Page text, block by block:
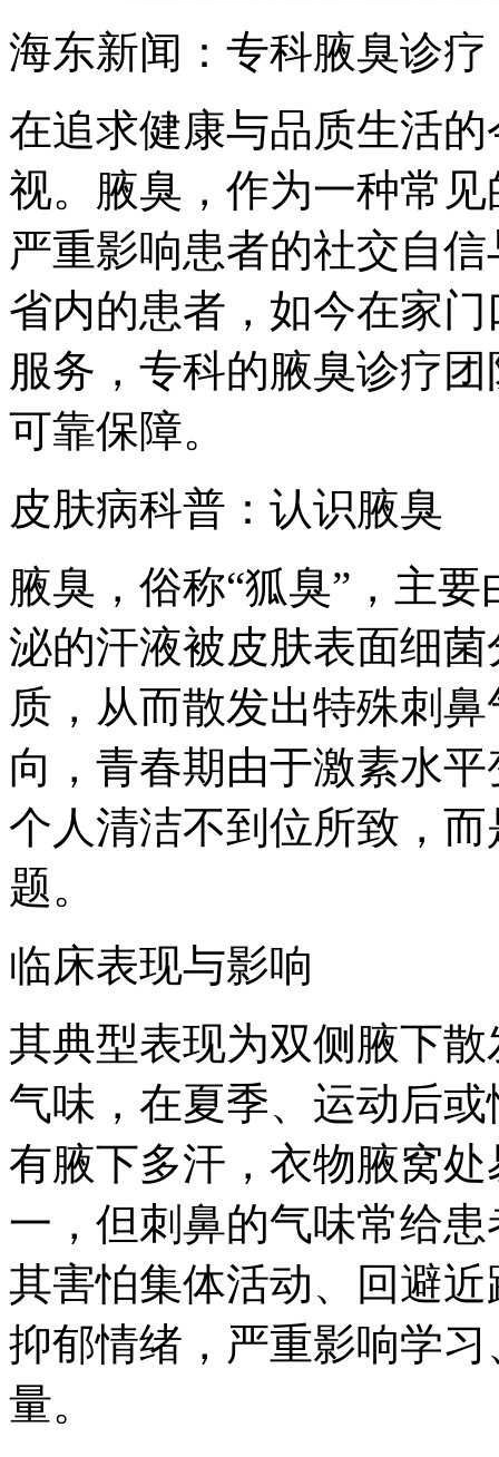
海东新闻：专科腋臭诊
在追求健康与品质生活
视。腋臭，作为一种常
严重影响患者的社交自
省内的患者，如今在家
服务，专科的腋臭诊疗
可靠保障。
皮肤病科普：认识腋臭
腋臭，俗称“狐臭”，主
泌的汗液被皮肤表面细
质，从而散发出特殊刺
向，青春期由于激素水
个人清洁不到位所致，
题。
临床表现与影响
其典型表现为双侧腋下
气味，在夏季、运动后
有腋下多汗，衣物腋窝
一，但刺鼻的气味常给
其害怕集体活动、回避
抑郁情绪，严重影响学
量。